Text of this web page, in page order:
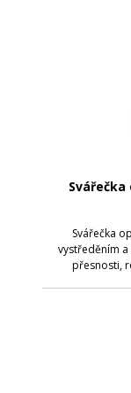
Svářečka
Svářečka
vystředěním
přesnosti,